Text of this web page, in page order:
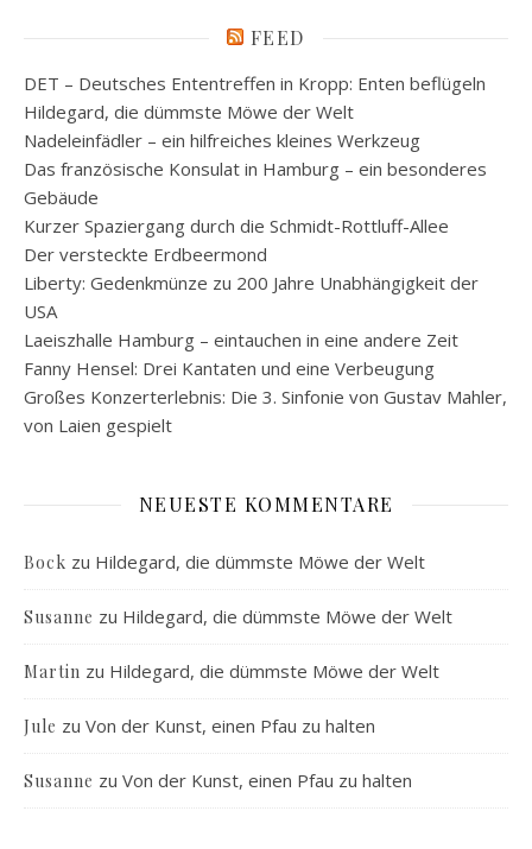
FEED
DET – Deutsches Ententreffen in Kropp: Enten beflügeln
Hildegard, die dümmste Möwe der Welt
Nadeleinfädler – ein hilfreiches kleines Werkzeug
Das französische Konsulat in Hamburg – ein besonderes
Gebäude
Kurzer Spaziergang durch die Schmidt-Rottluff-Allee
Der versteckte Erdbeermond
Liberty: Gedenkmünze zu 200 Jahre Unabhängigkeit der
USA
Laeiszhalle Hamburg – eintauchen in eine andere Zeit
Fanny Hensel: Drei Kantaten und eine Verbeugung
Großes Konzerterlebnis: Die 3. Sinfonie von Gustav Mahler,
von Laien gespielt
NEUESTE KOMMENTARE
Bock zu Hildegard, die dümmste Möwe der Welt
Susanne zu Hildegard, die dümmste Möwe der Welt
Martin zu Hildegard, die dümmste Möwe der Welt
Jule zu Von der Kunst, einen Pfau zu halten
Susanne zu Von der Kunst, einen Pfau zu halten